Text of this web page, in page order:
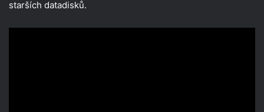
starších datadisků.